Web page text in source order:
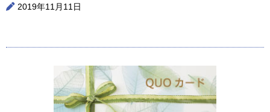
2019年11月11日